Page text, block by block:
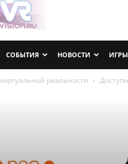
СОБЫТИЯ НОВОСТИ ИГРЫ
реальности